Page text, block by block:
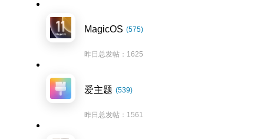
MagicOS (575)
昨日总发帖：1625
爱主题 (539)
昨日总发帖：1561